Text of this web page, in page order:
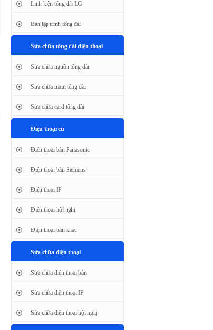
Linh kiện tổng đài LG
Bàn lập trình tổng đài
Sửa chữa tổng đài điện thoại
Sửa chữa nguồn tổng đài
Sửa chữa main tổng đài
Sửa chữa card tổng đài
Điện thoại cũ
Điện thoại bàn Panasonic
Điện thoại bàn Siemens
Điện thoại IP
Điện thoại hội nghị
Điện thoại bàn khác
Sửa chữa điện thoại
Sửa chữa điện thoại bàn
Sửa chữa điện thoại IP
Sửa chữa điện thoại hội nghị